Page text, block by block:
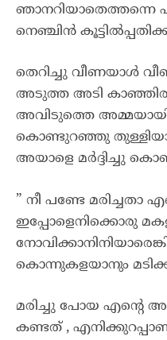
ഞാനറിയാതെത്തന്നെ
നെഞ്ചിൻ
തെറിച്ചു വീണയാൾ
അടുത്ത അടി
അവിടുത്തെ
കൊണ്ടുറഞ്ഞു തുള്ളിയാ
അയാളെ മർദ്ദിച്ചു
” നീ പണ്ടേ മരിച്ചതാ
ഇപ്പോളെനിക്കൊരു
കൊന്നുകളയാനും
മരിച്ചു പോയ എന്റെ
കണ്ടത് ,